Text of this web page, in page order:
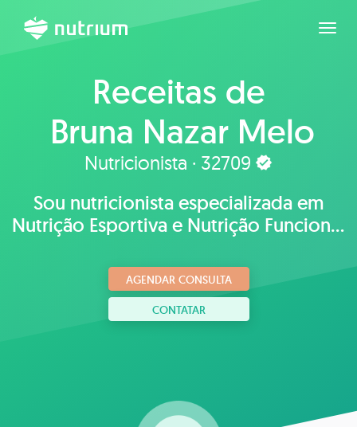
Receitas de
Bruna Nazar Melo
Jardini
Nutricionista · 32709
Sou nutricionista especializada em
Nutrição Esportiva e Nutrição Funcional
respeitando a individualidade
biológica
AGENDAR CONSULTA
CONTATAR